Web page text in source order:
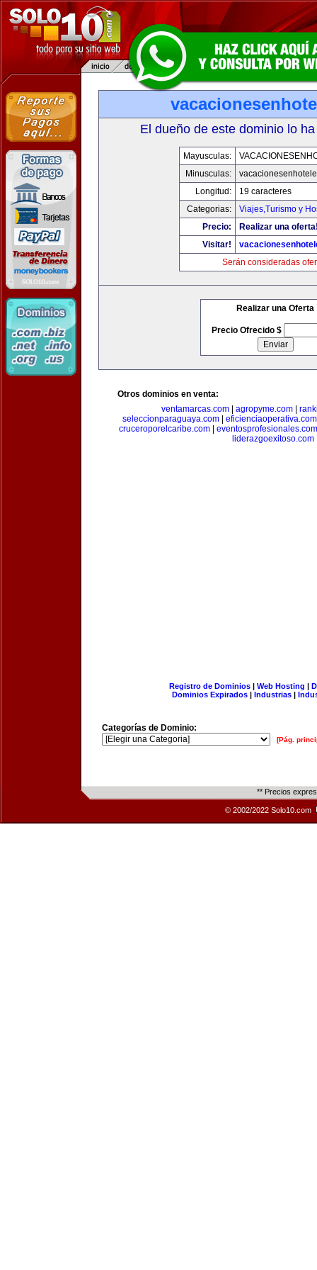
El dueño de este dominio lo
Mayusculas:
Minusculas:
Longitud:
19 caracteres
Categorias:
Viajes,Turismo y
Precio:
Realizar una
Visitar!
Serán consideradas
Realizar una Oferta
Precio Ofrecido $
Otros dominios en venta:
ventamarcas.com
agropyme.com
seleccionparaguaya.com
eficienciaoperativa.com
cruceroporelcaribe.com| eventosprofesionales.com
liderazgoexitoso.com
Registro de Dominios| Web Hosting |
Dominios Expirados | Industrias |
Categorías de Dominio:
[Pág.
** Precios
© 2002/2022 Solo10.com